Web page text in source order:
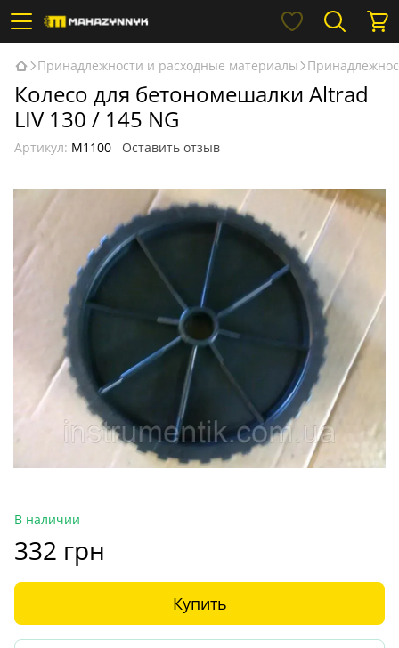
Принадлежности и расходные материалы
Колесо для бетономешалки Altrad
LIV 130 / 145 NG
Артикул: М1100 Оставить отзыв
В наличии
332 грн
Купить